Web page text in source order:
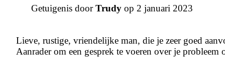
Getuigenis doorTrudy op 2 januari 2023
Lieve, rustige, vriendelijke man, die je zeer goed
Aanrader om een gesprek te voeren over je